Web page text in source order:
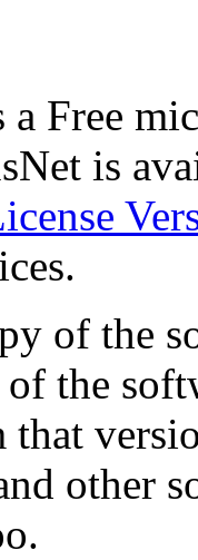
a Free
is
of the
the
other